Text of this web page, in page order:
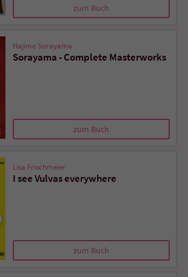
zum Buch
Hajime Sorayama
Sorayama - Complete Masterworks
zum Buch
Lisa Frischmeier
I see Vulvas everywhere
zum Buch
Literatur-Couch Medien GmbH & Co. KG
Literatur-Couch Medien GmbH & Co. KG
Kommunikation der Webseite mit dem
Benutzer. Es wird benötigt um z. B. den